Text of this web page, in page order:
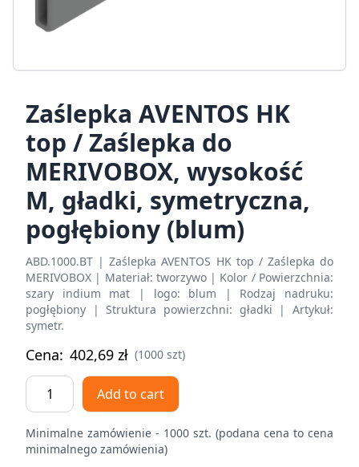
Zaślepka AVENTOS HK
top / Zaślepka do
MERIVOBOX, wysokość
M, gładki, symetryczna,
pogłębiony (blum)
ABD.1000.BT | Zaślepka AVENTOS HK top / Zaślepka do
MERIVOBOX | Materiał: tworzywo | Kolor / Powierzchnia:
szary indium mat | logo: blum | Rodzaj nadruku:
pogłębiony | Struktura powierzchni: gładki | Artykuł:
symetr.
Cena: 402,69 zł (1000 szt)
Zaślepka
AVENTOS
top
Add to cart
Minimalne zamówienie - 1000 szt. (podana cena to cena
minimalnego zamówienia)